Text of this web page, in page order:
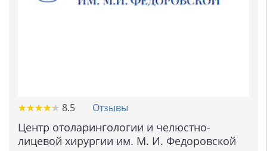
★★★★★
★★★★★ 8.5 Отзывы
Центр отоларингологии и челюстно-
лицевой хирургии им. М. И. Федоровской